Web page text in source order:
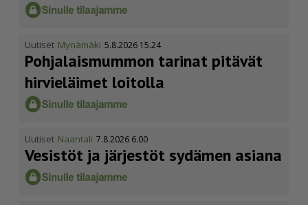
Uutiset Mynämäki 5.8.2026 15.24
Pohja­lais­mummon tarinat pitävät
hirvieläimet loitolla
Uutiset Naantali 7.8.2026 6.00
Vesistöt ja järjestöt sydämen asiana